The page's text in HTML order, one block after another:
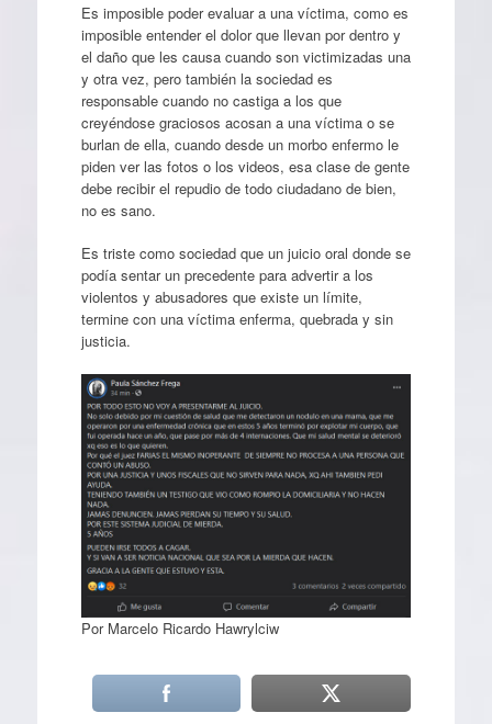
Es imposible poder evaluar a una víctima, como es
imposible entender el dolor que llevan por dentro y
el daño que les causa cuando son victimizadas una
y otra vez, pero también la sociedad es
responsable cuando no castiga a los que
creyéndose graciosos acosan a una víctima o se
burlan de ella, cuando desde un morbo enfermo le
piden ver las fotos o los videos, esa clase de gente
debe recibir el repudio de todo ciudadano de bien,
no es sano.
Es triste como sociedad que un juicio oral donde se
podía sentar un precedente para advertir a los
violentos y abusadores que existe un límite,
termine con una víctima enferma, quebrada y sin
justicia.
Por Marcelo Ricardo Hawrylciw